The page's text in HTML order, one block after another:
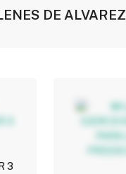
DE ALVAREZ
3